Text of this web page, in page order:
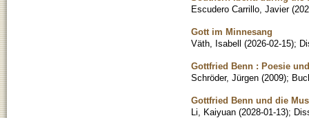
Escudero Carrillo, Javier (
Gott im Minnesang
Väth, Isabell (2026-02-15);
Gottfried Benn : Poesie
Schröder, Jürgen (2009);
Gottfried Benn und die
Li, Kaiyuan (2028-01-13);